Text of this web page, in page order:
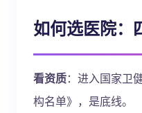
如何选医院：
看资质：进入国家卫
构名单》，是底线。